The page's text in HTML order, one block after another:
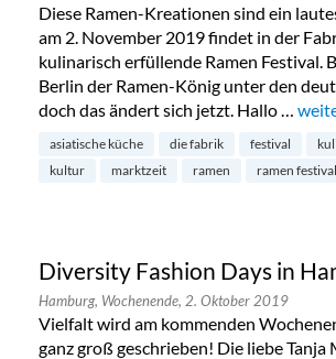
Diese Ramen-Kreationen sind ein
am 2. November 2019 findet in der
kulinarisch erfüllende Ramen Festival.
Berlin der Ramen-König unter den
doch das ändert sich jetzt. Hallo …
asiatische küche die fabrik festival
kultur
marktzeit ramen ramen festival
Diversity Fashion Days in
Hamburg, Wochenende, 2. Oktober 2019
Vielfalt wird am kommenden
ganz groß geschrieben! Die liebe Tanja